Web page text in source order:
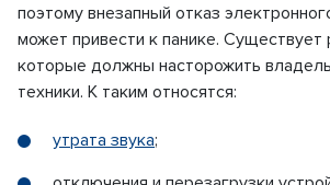
поэтому внезапный отказ
может привести к панике. Существует
которые должны насторожить
техники. К таким относятся:
утрата звука;